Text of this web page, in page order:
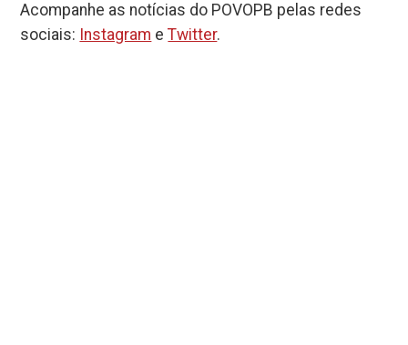
Acompanhe as notícias do POVOPB pelas redes
sociais: Instagram eTwitter.